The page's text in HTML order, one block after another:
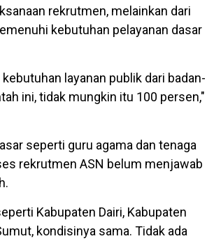
rekrutmen, melainkan dari
kebutuhan pelayanan dasar
layanan publik dari badan-
ini, tidak mungkin itu 100 persen,"
seperti guru agama dan tenaga
rekrutmen ASN belum menjawab
Kabupaten Dairi, Kabupaten
kondisinya sama. Tidak ada